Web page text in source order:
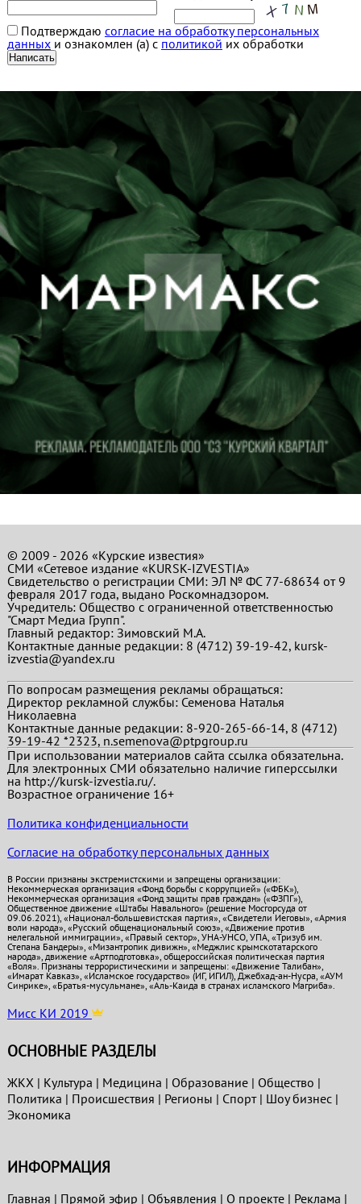
Подтверждаю согласие на обработку персональных
данныхи ознакомлен (а) с политикой их обработки
© 2009 - 2026 «Курские известия»
СМИ «Сетевое издание «KURSK-IZVESTIA»
Свидетельство о регистрации СМИ: ЭЛ № ФС 77-68634 от 9
февраля 2017 года, выдано Роскомнадзором.
Учредитель: Общество с ограниченной ответственностью
"Смарт Медиа Групп".
Главный редактор:Зимовский М.А.
Контактные данные редакции: 8 (4712) 39-19-42, kursk-
izvestia@yandex.ru
По вопросам размещения рекламы обращаться:
Директор рекламной службы: Семенова Наталья
Николаевна
Контактные данные редакции: 8-920-265-66-14, 8 (4712)
39-19-42 *2323, n.semenova@ptpgroup.ru
При использовании материалов сайта ссылка обязательна.
Для электронных СМИ обязательно наличие гиперссылки
на http://kursk-izvestia.ru/.
Возрастное ограничение 16+
Политика конфиденциальности
Согласие на обработку персональных данных
В России признаны экстремистскими и запрещены организации:
Некоммерческая организация «Фонд борьбы с коррупцией» («ФБК»),
Некоммерческая организация «Фонд защиты прав граждан» («ФЗПГ»),
Общественное движение «Штабы Навального» (решение Мосгорсуда от
09.06.2021), «Национал-большевистская партия», «Свидетели Иеговы», «Армия
воли народа», «Русский общенациональный союз», «Движение против
нелегальной иммиграции», «Правый сектор», УНА-УНСО, УПА, «Тризуб им.
Степана Бандеры», «Мизантропик дивижн», «Меджлис крымскотатарского
народа», движение «Артподготовка», общероссийская политическая партия
«Воля». Признаны террористическими и запрещены: «Движение Талибан»,
«Имарат Кавказ», «Исламское государство» (ИГ, ИГИЛ), Джебхад-ан-Нусра, «АУМ
Синрике», «Братья-мусульмане», «Аль-Каида в странах исламского Магриба».
Мисс КИ 2019
ОСНОВНЫЕ РАЗДЕЛЫ
ЖКХ | Культура | Медицина | Образование| Общество |
Политика | Проиcшествия | Регионы | Спорт| Шоу бизнес|
Экономика
ИНФОРМАЦИЯ
Главная | Прямой эфир | Объявления | О проекте| Реклама |